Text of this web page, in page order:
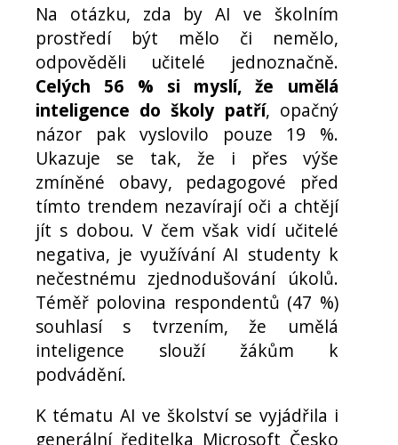
Na otázku, zda by AI ve školním
prostředí být mělo či nemělo,
odpověděli učitelé jednoznačně.
Celých 56 % si myslí, že umělá
inteligence do školy patří, opačný
názor pak vyslovilo pouze 19 %.
Ukazuje se tak, že i přes výše
zmíněné obavy, pedagogové před
tímto trendem nezavírají oči a chtějí
jít s dobou. V čem však vidí učitelé
negativa, je využívání AI studenty k
nečestnému zjednodušování úkolů.
Téměř polovina respondentů (47 %)
souhlasí s tvrzením, že umělá
inteligence slouží žákům k
podvádění.
K tématu AI ve školství se vyjádřila i
generální ředitelka Microsoft Česko